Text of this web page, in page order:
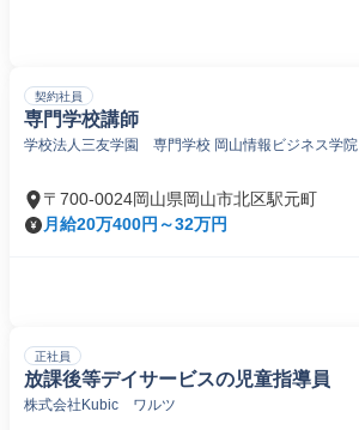
契約社員
専門学校講師
学校法人三友学園 専門学校 岡山情報ビジネス学院
〒700-0024岡山県岡山市北区駅元町
月給20万400円～32万円
正社員
放課後等デイサービスの児童指導員
株式会社Kubic ワルツ